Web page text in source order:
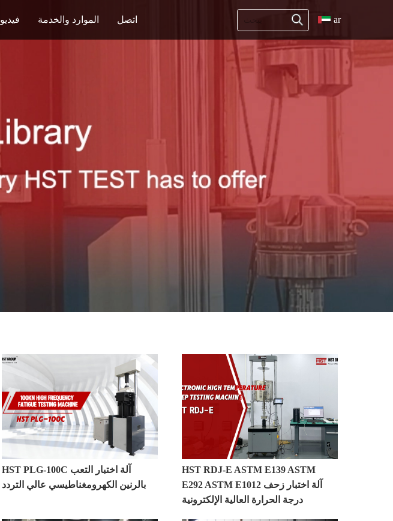
فيديو الموارد والخدمة اتصل ar
HST PLG-100C آلة اختبار التعب
بالرنين الكهرومغناطيسي عالي التردد
HST RDJ-E ASTM E139 ASTM
E292 ASTM E1012 آلة اختبار زحف
درجة الحرارة العالية الإلكترونية